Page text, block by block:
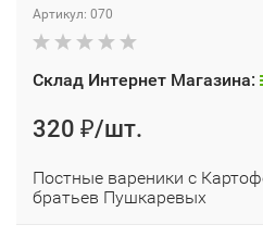
Артикул: 070
Склад Интернет Магазина:
320 ₽/шт.
Постные вареники с
братьев Пушкаревых